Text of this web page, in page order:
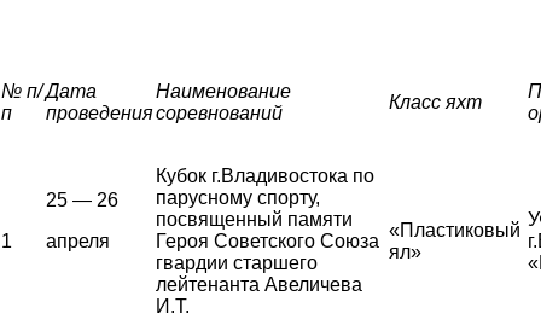
№ п/
п
Дата
проведения
Наименование
соревнований
Класс яхт
1
25 — 26
апреля
Кубок г.Владивостока по
парусному спорту,
посвященный памяти
Героя Советского Союза
гвардии старшего
лейтенанта Авеличева
И.Т.
«Пластиковый
ял»